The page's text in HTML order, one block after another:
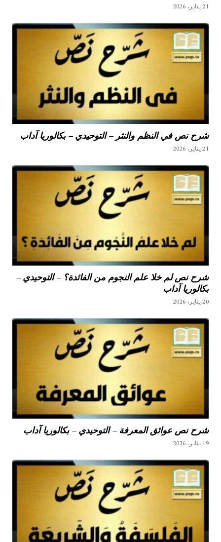
21 يناير، 2026
شرح نص في النظم والنثر – التوحيدي – بكالوريا آداب
21 يناير، 2026
شرح نص لم خلا علم النجوم من الفائدة؟ – التوحيدي –
بكالوريا آداب
20 يناير، 2026
شرح نص عوائق المعرفة – التوحيدي – بكالوريا آداب
19 يناير، 2026